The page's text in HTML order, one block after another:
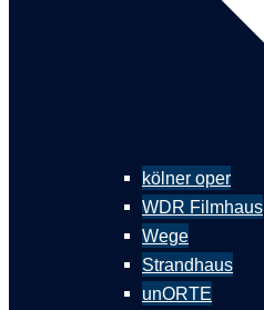
kölner oper
WDR Filmhaus
Wege
Strandhaus
unORTE